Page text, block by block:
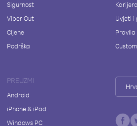
Sigurnost
Viber Out
Cijene
Podrška
Karijera
Uvjeti i
PREUZMI
Android
iPhone & iPad
Windows PC